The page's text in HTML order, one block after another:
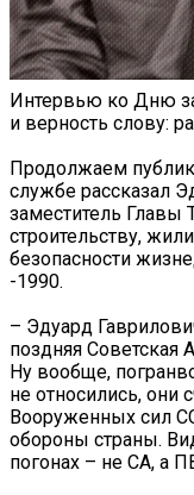
Интервью ко Дню
и верность слову:
Продолжаем
службе рассказал
заместитель Главы
строительству,
безопасности
-1990.
– Эдуард
поздняя Советская
Ну вообще,
не относились, они
Вооруженных сил
обороны страны.
погонах – не СА, а